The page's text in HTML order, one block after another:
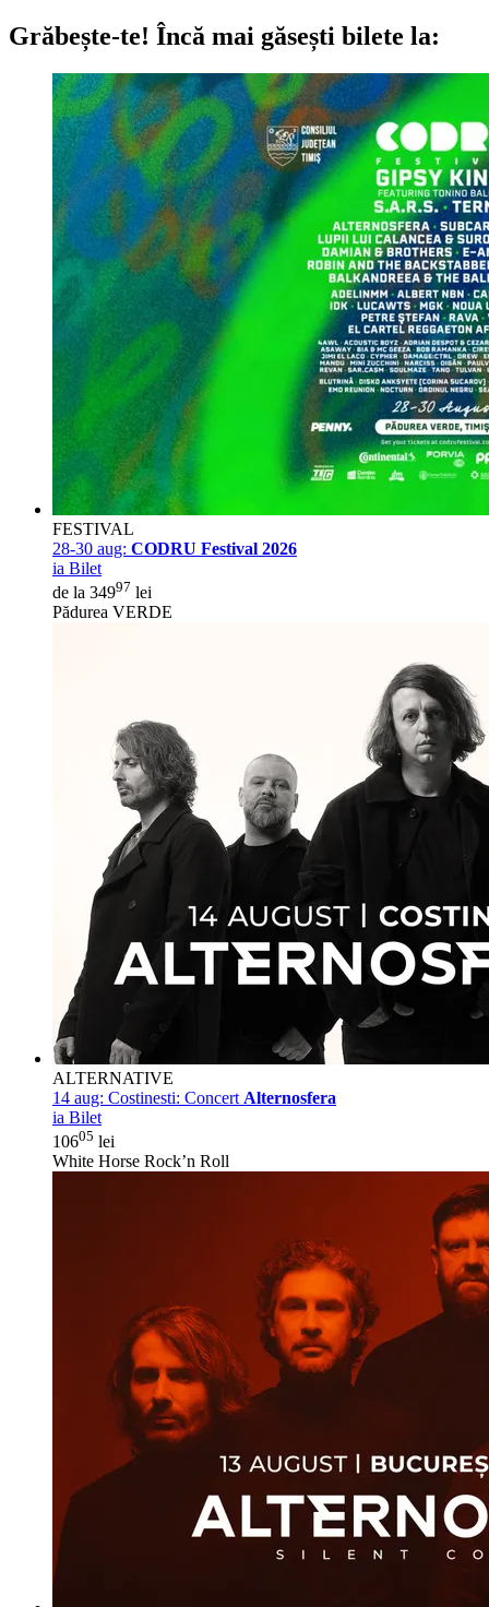
Grăbește-te! Încă mai găsești bilete la:
FESTIVAL
28-30 aug: CODRU Festival 2026
ia Bilet
de la 34997 lei
Pădurea VERDE
ALTERNATIVE
14 aug: Costinesti: Concert Alternosfera
ia Bilet
10605 lei
White Horse Rock’n Roll